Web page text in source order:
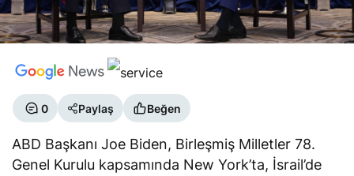
0 Paylaş Beğen
ABD Başkanı Joe Biden, Birleşmiş Milletler 78.
Genel Kurulu kapsamında New York’ta, İsrail’de